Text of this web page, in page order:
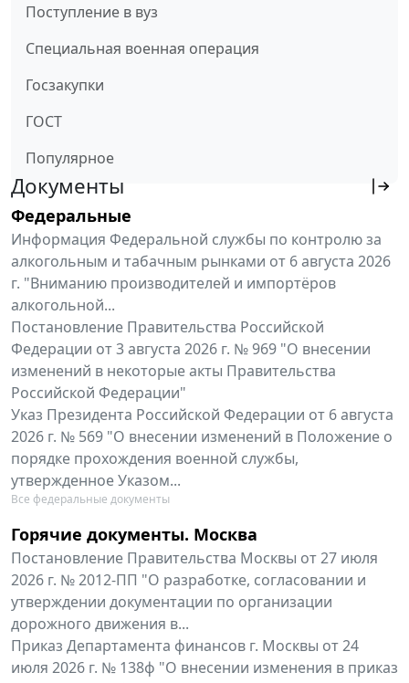
Поступление в вуз
Специальная военная операция
Госзакупки
ГОСТ
Популярное
Документы
Федеральные
Информация Федеральной службы по контролю за
алкогольным и табачным рынками от 6 августа 2026
г. "Вниманию производителей и импортёров
алкогольной...
Постановление Правительства Российской
Федерации от 3 августа 2026 г. № 969 "О внесении
изменений в некоторые акты Правительства
Российской Федерации"
Указ Президента Российской Федерации от 6 августа
2026 г. № 569 "О внесении изменений в Положение о
порядке прохождения военной службы,
утвержденное Указом...
Все федеральные документы
Горячие документы. Москва
Постановление Правительства Москвы от 27 июля
2026 г. № 2012-ПП "О разработке, согласовании и
утверждении документации по организации
дорожного движения в...
Приказ Департамента финансов г. Москвы от 24
июля 2026 г. № 138ф "О внесении изменения в приказ